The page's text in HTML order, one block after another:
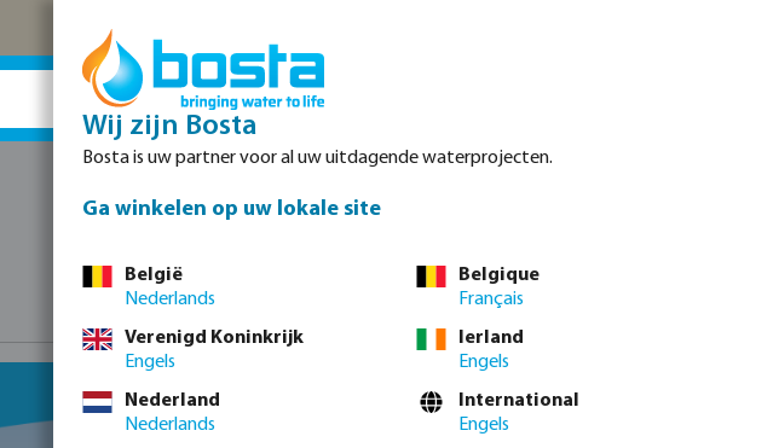
Wij zijn Bosta
Bosta is uw partner voor al uw uitdagende waterprojecten.
Ga winkelen op uw lokale site
België
Nederlands
Belgique
Français
Verenigd Koninkrijk
Engels
Ierland
Engels
Nederland
Nederlands
International
Engels